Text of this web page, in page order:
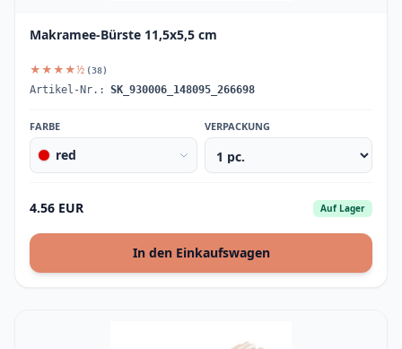
Makramee-Bürste 11,5x5,5 cm
★★★★½ (38)
Artikel-Nr.: SK_930006_148095_266698
FARBE
red
VERPACKUNG
4.56 EUR Auf Lager
In den Einkaufswagen